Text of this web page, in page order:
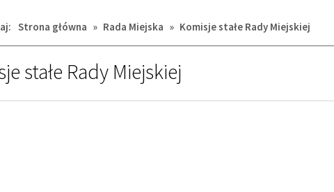
Strona główna » Rada Miejska » Komisje stałe Rady Miejskiej
stałe Rady Miejskiej